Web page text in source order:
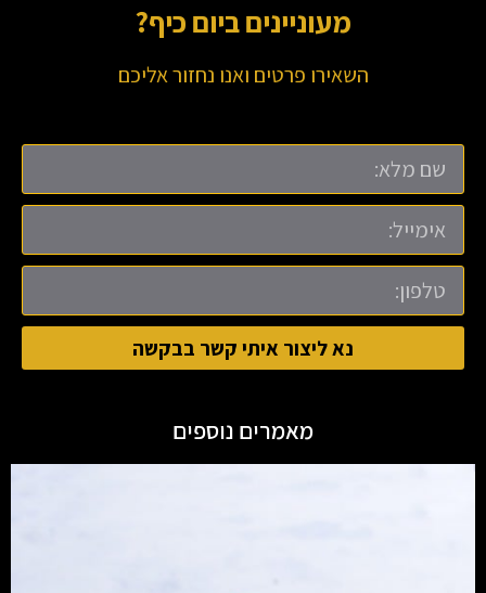
מעוניינים ביום כיף?
השאירו פרטים ואנו נחזור אליכם
נא ליצור איתי קשר בבקשה
מאמרים נוספים